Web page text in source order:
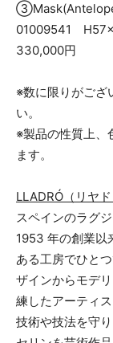
01009541
330,000円
※数に限りがござ
い。
※製品の性質上、
ます。
LLADRÓ（リヤド
スペインのラグ
1953 年の創業以
ある⼯房でひと
ザインからモデ
練したアーティ
技術や技法を守